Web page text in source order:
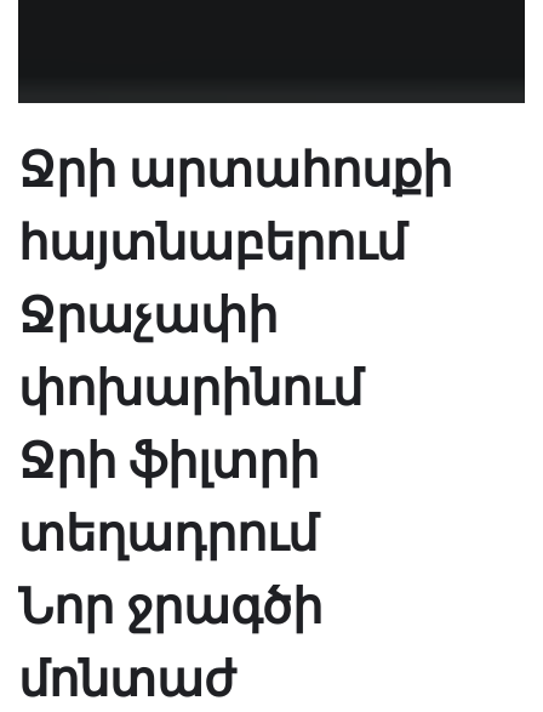
Ջրի արտահոսքի
հայտնաբերում
Ջրաչափի
փոխարինում
Ջրի ֆիլտրի
տեղադրում
Նոր ջրագծի
մոնտաժ